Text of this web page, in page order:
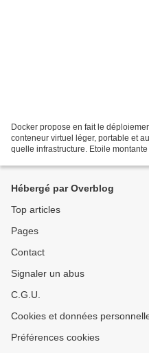
Docker propose en fait le
conteneur virtuel léger, portable et
quelle infrastructure. Etoile
Hébergé par Overblog
Top articles
Pages
Contact
Signaler un abus
C.G.U.
Cookies et données
Préférences cookies